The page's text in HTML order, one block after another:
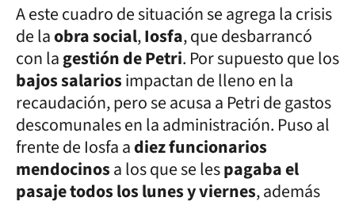
A este cuadro de situación se agrega la crisis
de laobra social,Iosfa, que desbarrancó
con lagestión de Petri. Por supuesto que los
bajos salariosimpactan de lleno en la
recaudación, pero se acusa a Petri de gastos
descomunales en la administración. Puso al
frente de Iosfa adiez funcionarios
mendocinosa los que se lespagaba el
pasaje todos los lunes y viernes, además